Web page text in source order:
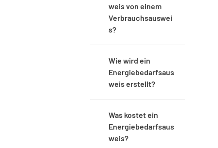
weis von einem
Verbrauchsauswei
s?
Wie wird ein
Energiebedarfsaus
weis erstellt?
Was kostet ein
Energiebedarfsaus
weis?